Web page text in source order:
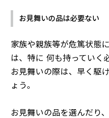
お見舞いの品は必要ない
家族や親族等が危篤状態
は、特に 何も持っていく
お見舞いの際は、早く駆
ょう。
お見舞いの品を選んだり